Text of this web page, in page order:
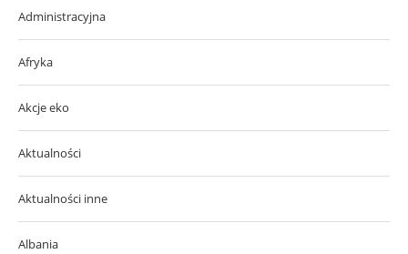
Administracyjna
Afryka
Akcje eko
Aktualności
Aktualności inne
Albania